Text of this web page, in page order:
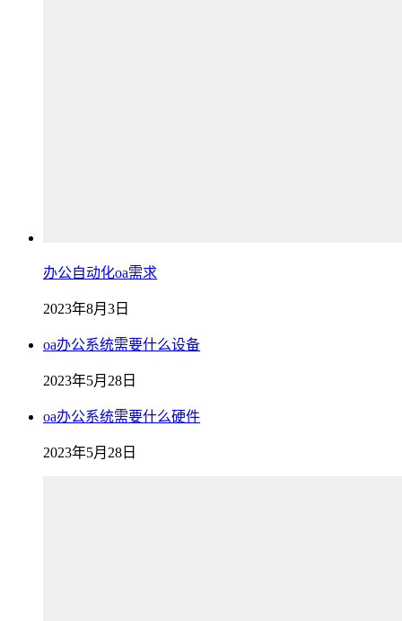
办公自动化oa需求
2023年8月3日
oa办公系统需要什么设备
2023年5月28日
oa办公系统需要什么硬件
2023年5月28日